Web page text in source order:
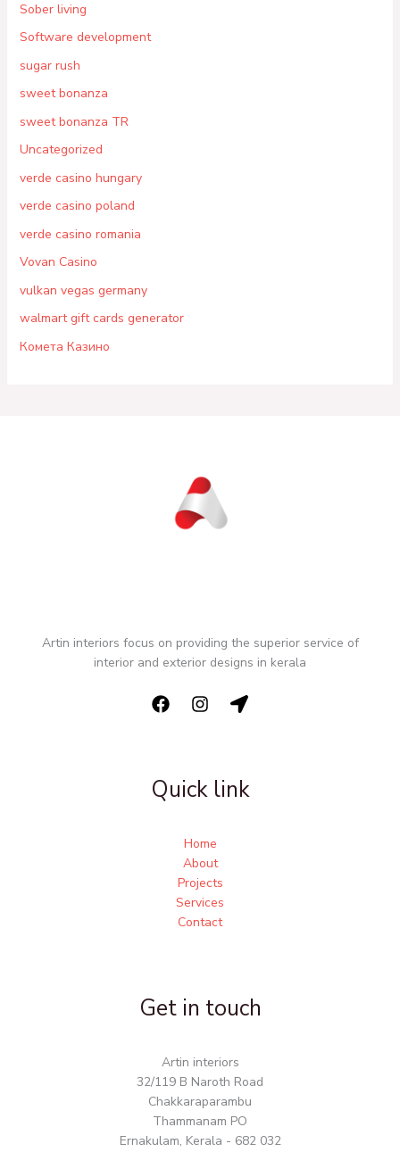
Sober living
Software development
sugar rush
sweet bonanza
sweet bonanza TR
Uncategorized
verde casino hungary
verde casino poland
verde casino romania
Vovan Casino
vulkan vegas germany
walmart gift cards generator
Комета Казино
Artin interiors focus on providing the superior service of
interior and exterior designs in kerala
Quick link
Home
About
Projects
Services
Contact
Get in touch
Artin interiors
32/119 B Naroth Road
Chakkaraparambu
Thammanam PO
Ernakulam, Kerala - 682 032